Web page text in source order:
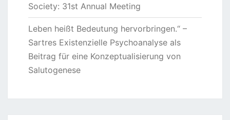
Society: 31st Annual Meeting
Leben heißt Bedeutung hervorbringen.“ –
Sartres Existenzielle Psychoanalyse als
Beitrag für eine Konzeptualisierung von
Salutogenese